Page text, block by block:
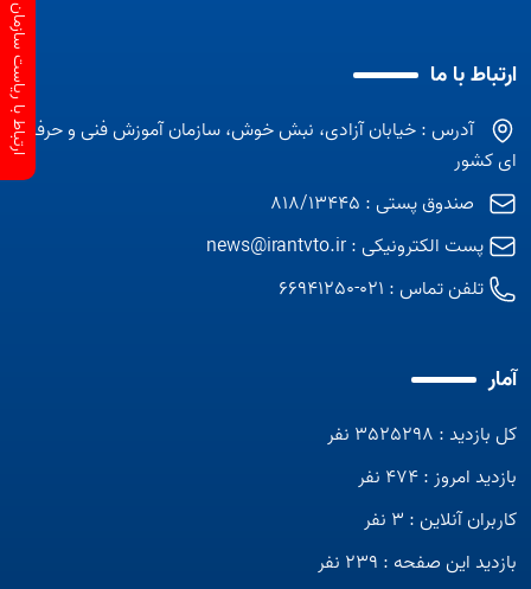
ارتباط با ما
آدرس : خیابان آزادی، نبش خوش، سازمان آموزش فنی و حرفه
ای کشور
صندوق پستی : 818/13445
پست الکترونیکی :news@irantvto.ir
تلفن تماس : 021-66941250
آمار
کل بازدید : 3525298 نفر
بازدید امروز : 474 نفر
کاربران آنلاین : 3 نفر
بازدید این صفحه : 239 نفر
ارتباط با ریاست سازمان